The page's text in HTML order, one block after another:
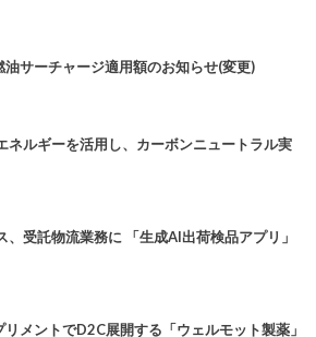
サーチャージ適用額のお知らせ(変更)
ネルギーを活用し、カーボンニュートラル実
受託物流業務に 「生成AI出荷検品アプリ」
リメントでD2C展開する「ウェルモット製薬」